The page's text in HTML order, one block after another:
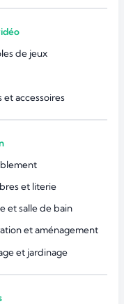
de jeux
et accessoires
et literie
et salle de bain
et aménagement
et jardinage